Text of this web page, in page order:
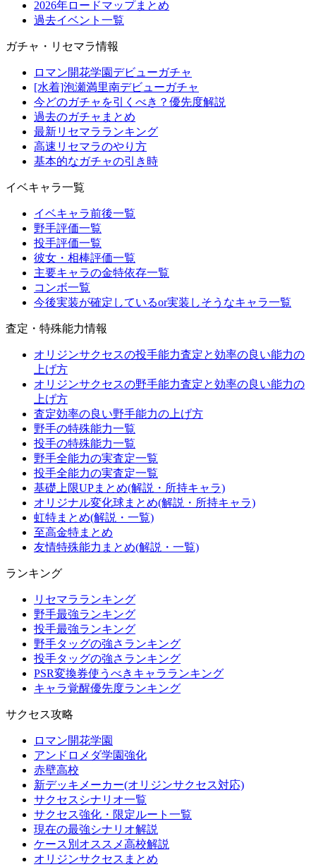
2026年ロードマップまとめ
過去イベント一覧
ガチャ・リセマラ情報
ロマン開花学園デビューガチャ
[水着]泡瀬満里南デビューガチャ
今どのガチャを引くべき？優先度解説
過去のガチャまとめ
最新リセマラランキング
高速リセマラのやり方
基本的なガチャの引き時
イベキャラ一覧
イベキャラ前後一覧
野手評価一覧
投手評価一覧
彼女・相棒評価一覧
主要キャラの金特依存一覧
コンボ一覧
今後実装が確定しているor実装しそうなキャラ一覧
査定・特殊能力情報
オリジンサクセスの投手能力査定と効率の良い能力の
上げ方
オリジンサクセスの野手能力査定と効率の良い能力の
上げ方
査定効率の良い野手能力の上げ方
野手の特殊能力一覧
投手の特殊能力一覧
野手全能力の実査定一覧
投手全能力の実査定一覧
基礎上限UPまとめ(解説・所持キャラ)
オリジナル変化球まとめ(解説・所持キャラ)
虹特まとめ(解説・一覧)
至高金特まとめ
友情特殊能力まとめ(解説・一覧)
ランキング
リセマラランキング
野手最強ランキング
投手最強ランキング
野手タッグの強さランキング
投手タッグの強さランキング
PSR変換券使うべきキャラランキング
キャラ覚醒優先度ランキング
サクセス攻略
ロマン開花学園
アンドロメダ学園強化
赤壁高校
新デッキメーカー(オリジンサクセス対応)
サクセスシナリオ一覧
サクセス強化・限定ルート一覧
現在の最強シナリオ解説
ケース別オススメ高校解説
オリジンサクセスまとめ